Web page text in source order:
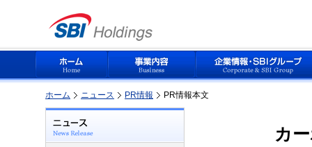
ホーム ニュース PR情報 PR情報本文
カ